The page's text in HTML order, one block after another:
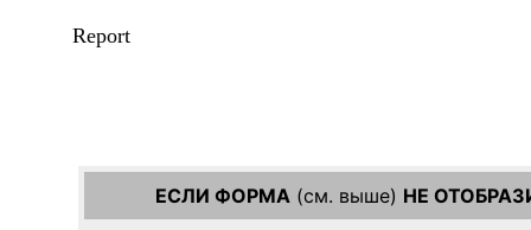
ЕСЛИ ФОРМА(см. выше) НЕ